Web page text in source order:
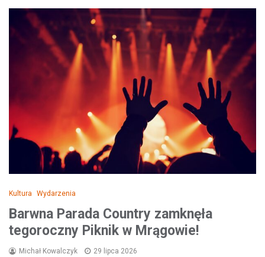
Kultura Wydarzenia
Barwna Parada Country zamknęła
tegoroczny Piknik w Mrągowie!
Michał Kowalczyk 29 lipca 2026